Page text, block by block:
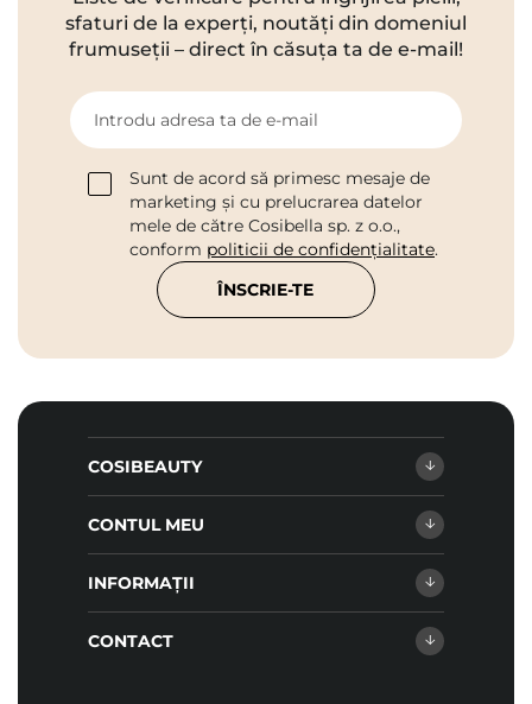
sfaturi de la experți, noutăți din domeniul
frumuseții – direct în căsuța ta de e-mail!
Introdu adresa ta de e-mail
Sunt de acord să primesc mesaje de
marketing și cu prelucrarea datelor
mele de către Cosibella sp. z o.o.,
conform politicii de confidențialitate.
ÎNSCRIE-TE
COSIBEAUTY
CONTUL MEU
INFORMAȚII
CONTACT